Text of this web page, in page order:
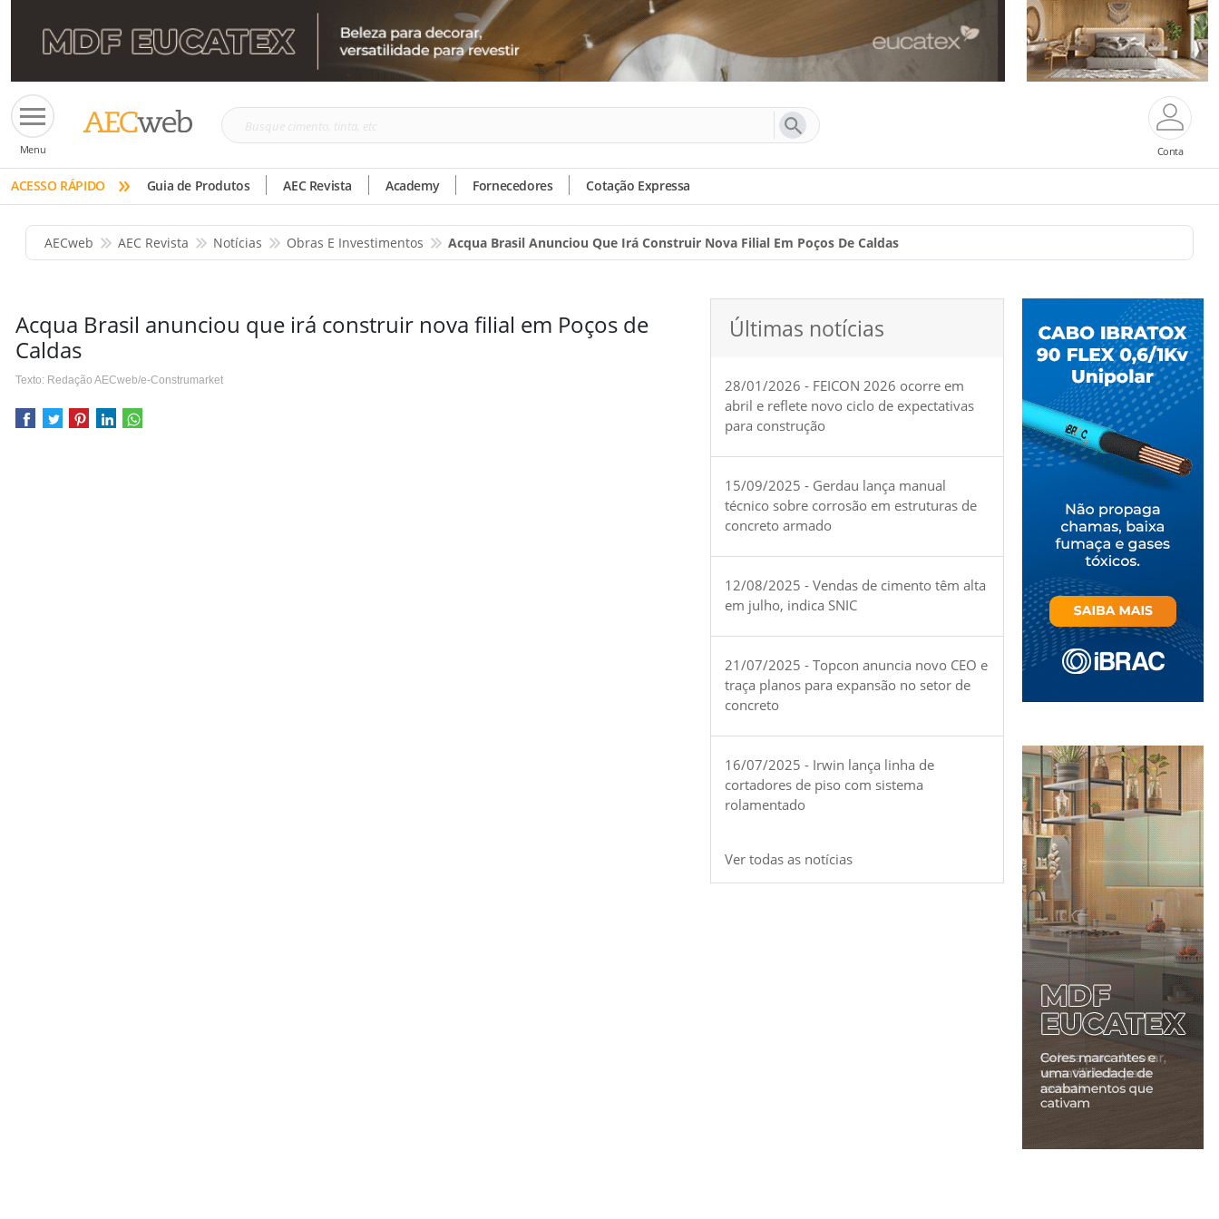
Menu
Busque
tinta,
etc
Conta
ACESSO RÁPIDO » Guia de Produtos AEC Revista Academy Fornecedores Cotação Expressa
AECweb AEC Revista Notícias Obras E Investimentos Acqua Brasil Anunciou Que Irá Construir Nova Filial Em Poços De Caldas
Acqua Brasil anunciou que irá construir nova filial em Poços de
Caldas
Texto: Redação AECweb/e-Construmarket
Últimas notícias
28/01/2026 - FEICON 2026 ocorre em
abril e reflete novo ciclo de expectativas
para construção
15/09/2025 - Gerdau lança manual
técnico sobre corrosão em estruturas de
concreto armado
12/08/2025 - Vendas de cimento têm alta
em julho, indica SNIC
21/07/2025 - Topcon anuncia novo CEO e
traça planos para expansão no setor de
concreto
16/07/2025 - Irwin lança linha de
cortadores de piso com sistema
rolamentado
Ver todas as notícias